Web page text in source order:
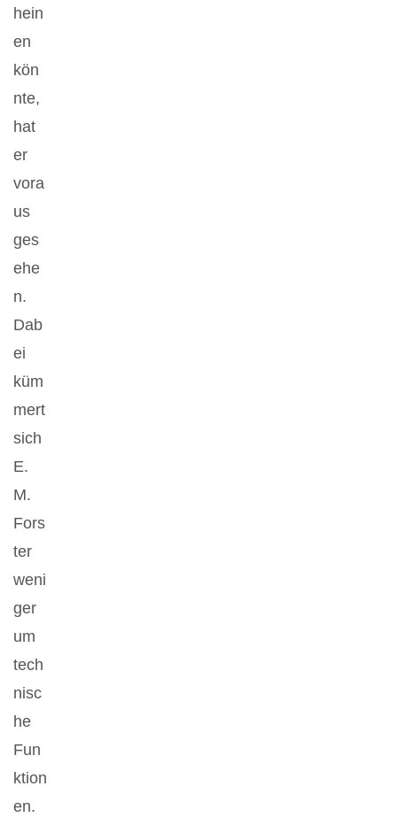
hein
en
kön
nte,
hat
er
vora
us
ges
ehe
n.
Dab
ei
küm
mert
sich
E.
M.
Fors
ter
weni
ger
um
tech
nisc
he
Fun
ktion
en.